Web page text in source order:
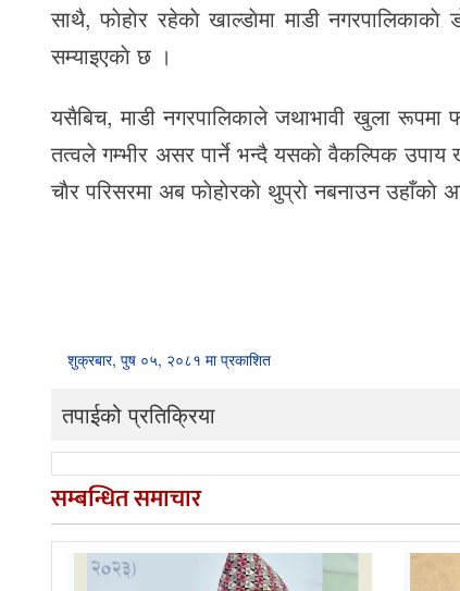
साथै, फाेहाेर रहेकाे खाल्डाेमा माडी
सम्याइएकाे छ ।
यसैबिच, माडी नगरपालिकाले जथाभावी खुला रूपमा
तत्वले गम्भीर असर पार्ने भन्दै यसकाे वैकल्पिक उपाय
चाैर परिसरमा अब फाेहाेरकाे थुप्राे नबनाउन उहाँकाे
शुक्रबार, पुष ०५, २०८१ मा प्रकाशित
तपाईको प्रतिक्रिया
सम्बन्धित समाचार